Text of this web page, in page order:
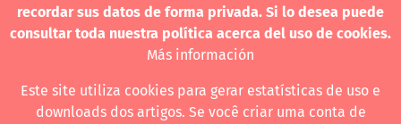
Toda comunicación respecto a los envíos se deben
realizar a través del OJS.
recordar sus datos de forma privada. Si lo desea puede
consultar toda nuestra política acerca del uso de cookies.
Más información
Este site utiliza cookies para gerar estatísticas de uso e
downloads dos artigos. Se você criar uma conta de